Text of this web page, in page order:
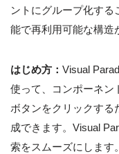
ントにグループ化す
能で再利用可能な構造
はじめ方： Visual
使って、コンポーネン
ボタンをクリックする
成できます。Visual
索をスムーズにします。